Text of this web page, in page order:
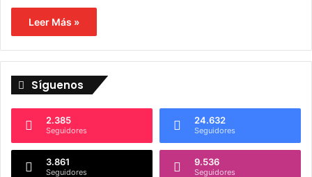
Leer Más »
Síguenos
2.385
Seguidores
24.632
Seguidores
3.861
Seguidores
9.536
Seguidores